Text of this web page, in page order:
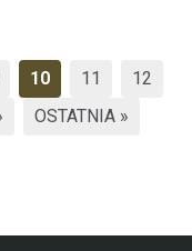
10 11
12
OSTATNIA »